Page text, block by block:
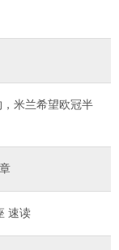
米兰希望欧冠半
速读